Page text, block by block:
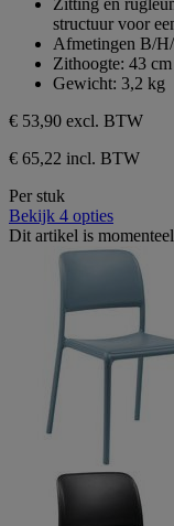
Zitting en
structuur voor
Afmetingen B/
Zithoogte: 43 cm
Gewicht: 3,2 kg
€ 53,90 excl. BTW
€ 65,22 incl. BTW
Per stuk
Bekijk 4 opties
Dit artikel is